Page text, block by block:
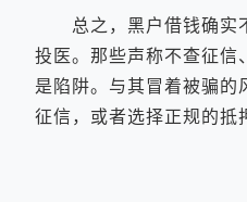
总之，黑户借钱确实
投医。那些声称不查征信
是陷阱。与其冒着被骗
征信，或者选择正规的抵